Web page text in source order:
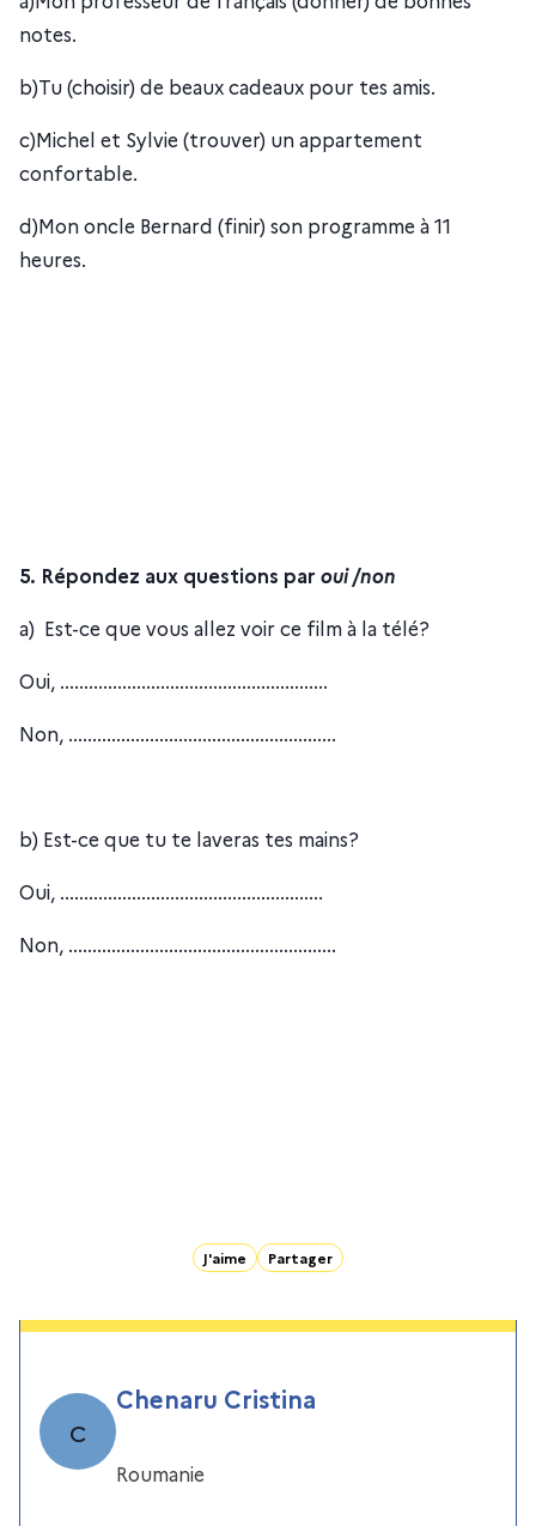
notes.
b)Tu (choisir) de beaux cadeaux pour tes amis.
c)Michel et Sylvie (trouver) un appartement
confortable.
d)Mon oncle Bernard (finir) son programme à 11
heures.
5. Répondez aux questions par oui /non
a) Est-ce que vous allez voir ce film à la télé?
Oui, ........................................................
Non, ........................................................
b) Est-ce que tu te laveras tes mains?
Oui, .......................................................
Non, ........................................................
J'aime Partager
C
Chenaru Cristina
Roumanie